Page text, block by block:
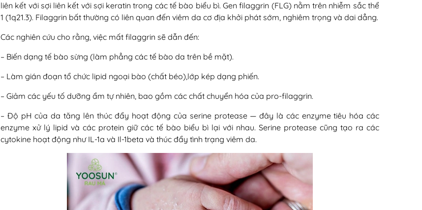
liên kết với sợi liên kết với sợi keratin trong các tế bào biểu bì. Gen filaggrin (FLG) nằm trên nhiễm sắc thể
1 (1q21.3). Filaggrin bất thường có liên quan đến viêm da cơ địa khởi phát sớm, nghiêm trọng và dai dẳng.
Các nghiên cứu cho rằng, việc mất filaggrin sẽ dẫn đến:
– Biến dạng tế bào sừng (làm phẳng các tế bào da trên bề mặt).
– Làm gián đoạn tổ chức lipid ngoại bào (chất béo),lớp kép dạng phiến.
– Giảm các yếu tố dưỡng ẩm tự nhiên, bao gồm các chất chuyển hóa của pro-filaggrin.
– Độ pH của da tăng lên thúc đẩy hoạt động của serine protease — đây là các enzyme tiêu hóa các
enzyme xử lý lipid và các protein giữ các tế bào biểu bì lại với nhau. Serine protease cũng tạo ra các
cytokine hoạt động như IL-1a và Il-1beta và thúc đẩy tình trạng viêm da.